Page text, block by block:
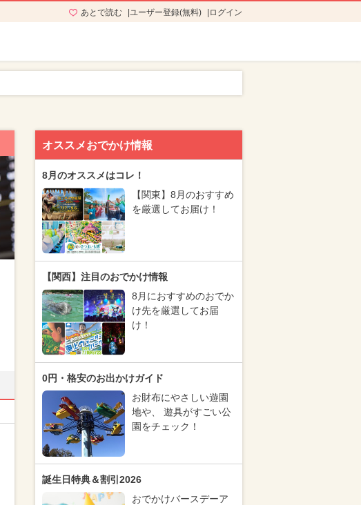
あとで読む ユーザー登録(無料) ログイン
オススメおでかけ情報
8月のオススメはコレ！
【関東】8月のおすすめ
を厳選してお届け！
【関西】注目のおでかけ情報
8月におすすめのおでか
け先を厳選してお届
け！
0円・格安のお出かけガイド
お財布にやさしい遊園
地や、 遊具がすごい公
園をチェック！
誕生日特典＆割引2026
おでかけバースデーア